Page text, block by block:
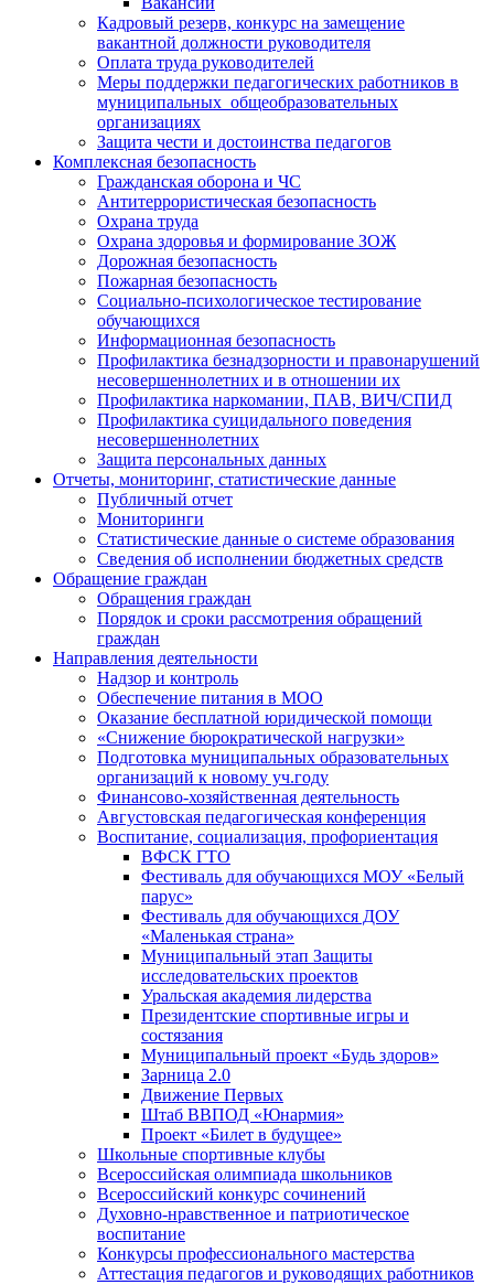
Кадровый резерв, конкурс на замещение
вакантной должности руководителя
Оплата труда руководителей
Меры поддержки педагогических работников в
муниципальных общеобразовательных
организациях
Защита чести и достоинства педагогов
Комплексная безопасность
Гражданская оборона и ЧС
Антитеррористическая безопасность
Охрана труда
Охрана здоровья и формирование ЗОЖ
Дорожная безопасность
Пожарная безопасность
Социально-психологическое тестирование
обучающихся
Информационная безопасность
Профилактика безнадзорности и правонарушений
несовершеннолетних и в отношении их
Профилактика наркомании, ПАВ, ВИЧ/СПИД
Профилактика суицидального поведения
несовершеннолетних
Защита персональных данных
Отчеты, мониторинг, статистические данные
Публичный отчет
Мониторинги
Статистические данные о системе образования
Сведения об исполнении бюджетных средств
Обращение граждан
Обращения граждан
Порядок и сроки рассмотрения обращений
граждан
Направления деятельности
Надзор и контроль
Обеспечение питания в МОО
Оказание бесплатной юридической помощи
«Снижение бюрократической нагрузки»
Подготовка муниципальных образовательных
организаций к новому уч.году
Финансово-хозяйственная деятельность
Августовская педагогическая конференция
Воспитание, социализация, профориентация
ВФСК ГТО
Фестиваль для обучающихся МОУ «Белый
парус»
Фестиваль для обучающихся ДОУ
«Маленькая страна»
Муниципальный этап Защиты
исследовательских проектов
Уральская академия лидерства
Президентские спортивные игры и
состязания
Муниципальный проект «Будь здоров»
Зарница 2.0
Движение Первых
Штаб ВВПОД «Юнармия»
Проект «Билет в будущее»
Школьные спортивные клубы
Всероссийская олимпиада школьников
Всероссийский конкурс сочинений
Духовно-нравственное и патриотическое
воспитание
Конкурсы профессионального мастерства
Аттестация педагогов и руководящих работников